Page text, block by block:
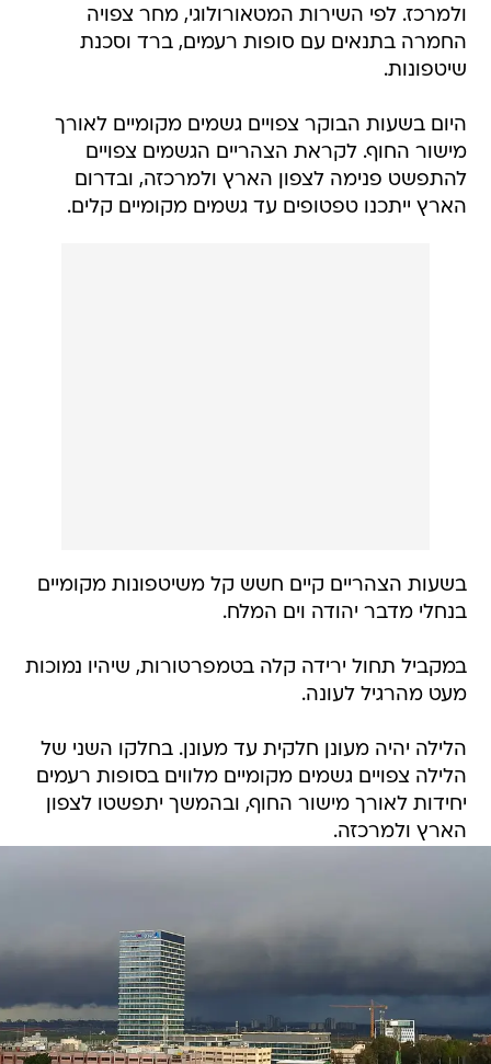
ולמרכז. לפי השירות המטאורולוגי, מחר צפויה
החמרה בתנאים עם סופות רעמים, ברד וסכנת
שיטפונות.
היום בשעות הבוקר צפויים גשמים מקומיים לאורך
מישור החוף. לקראת הצהריים הגשמים צפויים
להתפשט פנימה לצפון הארץ ולמרכזה, ובדרום
הארץ ייתכנו טפטופים עד גשמים מקומיים קלים.
בשעות הצהריים קיים חשש קל משיטפונות מקומיים
בנחלי מדבר יהודה וים המלח.
במקביל תחול ירידה קלה בטמפרטורות, שיהיו נמוכות
מעט מהרגיל לעונה.
הלילה יהיה מעונן חלקית עד מעונן. בחלקו השני של
הלילה צפויים גשמים מקומיים מלווים בסופות רעמים
יחידות לאורך מישור החוף, ובהמשך יתפשטו לצפון
הארץ ולמרכזה.